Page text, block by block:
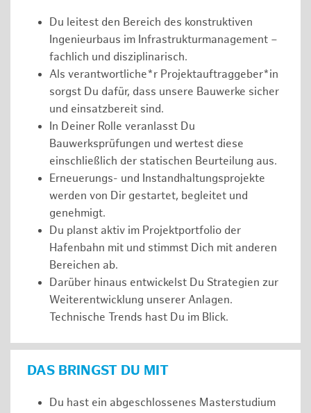
Du leitest den Bereich des konstruktiven
Ingenieurbaus im Infrastrukturmanagement –
fachlich und disziplinarisch.
Als verantwortliche*r Projektauftraggeber*in
sorgst Du dafür, dass unsere Bauwerke sicher
und einsatzbereit sind.
In Deiner Rolle veranlasst Du
Bauwerksprüfungen und wertest diese
einschließlich der statischen Beurteilung aus.
Erneuerungs- und Instandhaltungsprojekte
werden von Dir gestartet, begleitet und
genehmigt.
Du planst aktiv im Projektportfolio der
Hafenbahn mit und stimmst Dich mit anderen
Bereichen ab.
Darüber hinaus entwickelst Du Strategien zur
Weiterentwicklung unserer Anlagen.
Technische Trends hast Du im Blick.
DAS BRINGST DU MIT
Du hast ein abgeschlossenes Masterstudium